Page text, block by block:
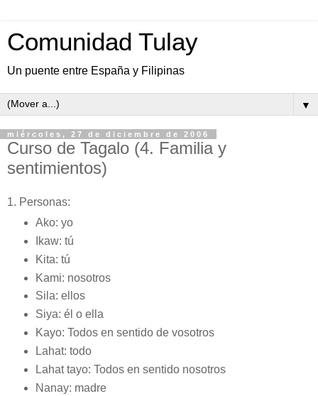
Comunidad Tulay
Un puente entre España y Filipinas
▼
miércoles, 27 de diciembre de 2006
Curso de Tagalo (4. Familia y
sentimientos)
1. Personas:
Ako: yo
Ikaw: tú
Kita: tú
Kami: nosotros
Sila: ellos
Siya: él o ella
Kayo: Todos en sentido de vosotros
Lahat: todo
Lahat tayo: Todos en sentido nosotros
Nanay: madre